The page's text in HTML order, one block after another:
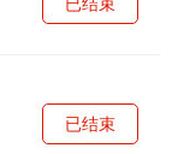
已结束